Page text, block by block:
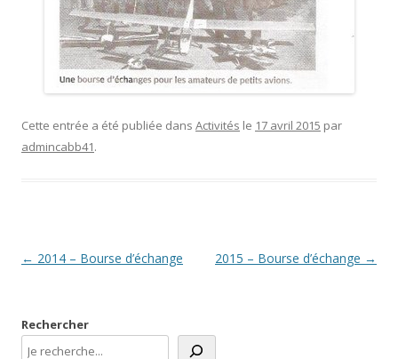
Cette entrée a été publiée dans Activités le 17 avril 2015 par
admincabb41.
Navigation
← 2014 – Bourse d’échange 2015 – Bourse d’échange →
Rechercher